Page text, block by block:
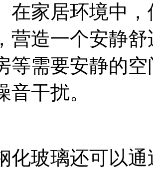
在家居环境中
营造一个安静
等需要安静的
音干扰。
化玻璃还可以